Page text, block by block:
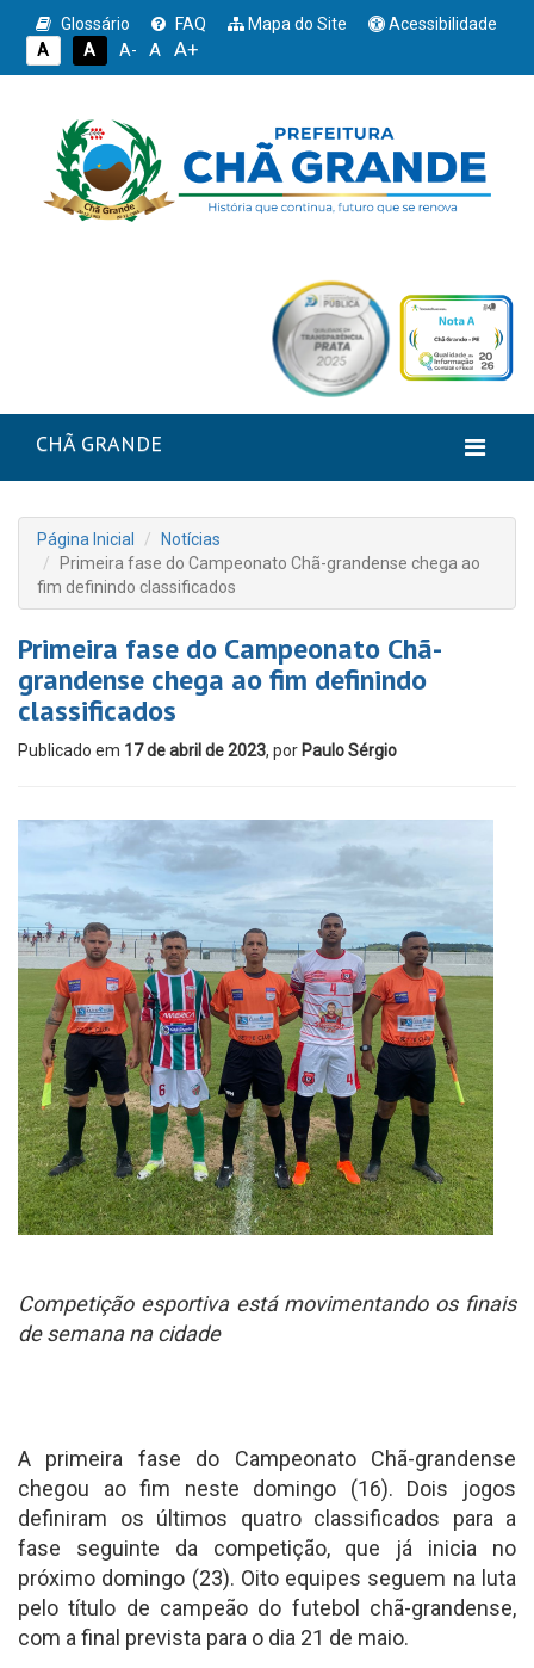
Glossário FAQ Mapa do Site
Acessibilidade
A
A A- A A+
CHÃ GRANDE
Página Inicial
Notícias
Primeira fase do Campeonato Chã-grandense chega ao
fim definindo classificados
Primeira fase do Campeonato Chã-
grandense chega ao fim definindo
classificados
Publicado em 17 de abril de 2023, por Paulo Sérgio
Competição esportiva está movimentando os finais
de semana na cidade
A primeira fase do Campeonato Chã-grandense
chegou ao fim neste domingo (16). Dois jogos
definiram os últimos quatro classificados para a
fase seguinte da competição, que já inicia no
próximo domingo (23). Oito equipes seguem na luta
pelo título de campeão do futebol chã-grandense,
com a final prevista para o dia 21 de maio.